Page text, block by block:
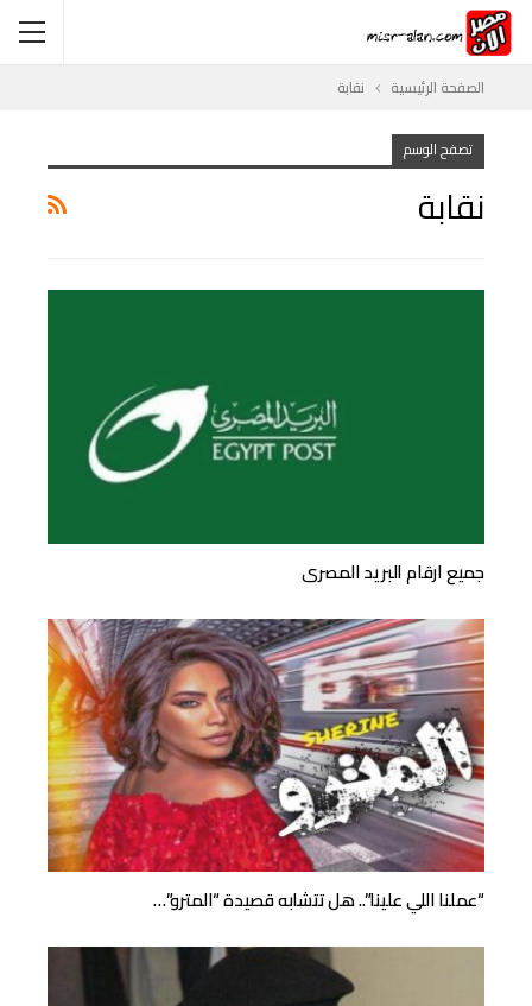
الصفحة الرئيسية نقابة
تصفح الوسم
نقابة
جميع ارقام البريد المصرى
“عملنا اللي علينا”.. هل تتشابه قصيدة “المترو”…